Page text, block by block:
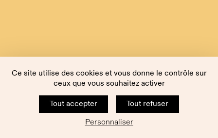
Ce site utilise des cookies et vous donne le contrôle sur
ceux que vous souhaitez activer
Tout accepter
Tout refuser
Personnaliser